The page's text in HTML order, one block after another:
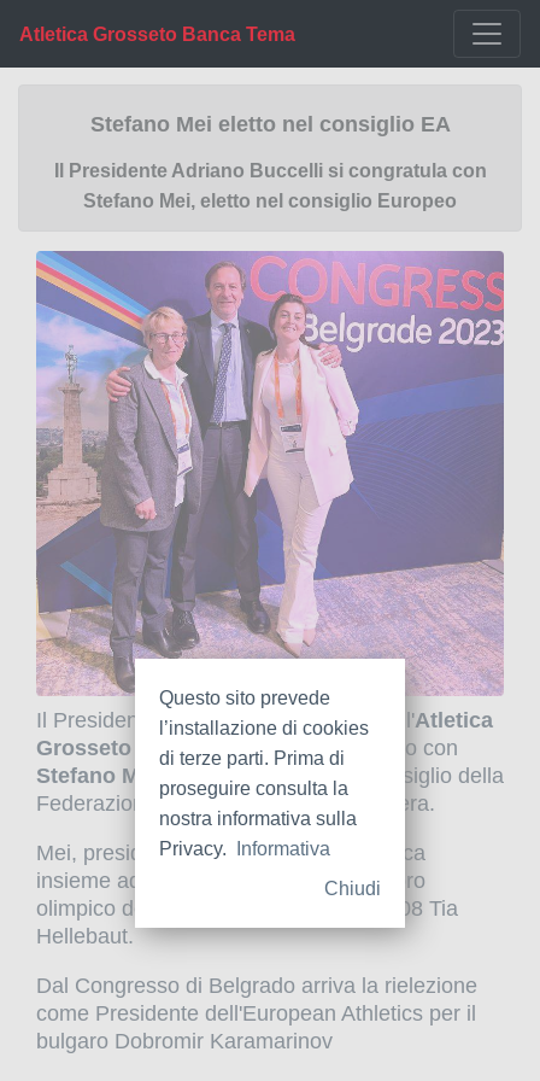
Atletica Grosseto Banca Tema
Stefano Mei eletto nel consiglio EA
Il Presidente Adriano Buccelli si congratula con
Stefano Mei, eletto nel consiglio Europeo
Il PresidenteAdriano Buccellie tutta l'Atletica
Grosseto Banca Tema si congratulano con
Stefano Mei
, eletto quest'oggi nel consiglio della
Federazione Europea di Atletica Leggera.
Mei, presidente federale, riceve la carica
insieme ad altri 12 consiglieri tra cui l'oro
olimpico del salto in alto a Pechino 2008 Tia
Hellebaut.
Dal Congresso di Belgrado arriva la rielezione
come Presidente dell'European Athletics per il
bulgaro Dobromir Karamarinov
Questo sito prevede
l’installazione di cookies
di terze parti. Prima di
proseguire consulta la
nostra informativa sulla
Privacy.
Informativa
Chiudi